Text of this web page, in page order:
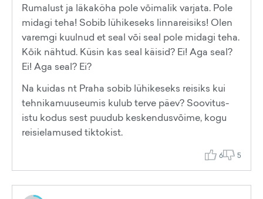
Rumalust ja läkaköha pole vōimalik varjata. Pole
midagi teha! Sobib lühikeseks linnareisiks! Olen
varemgi kuulnud et seal vōi seal pole midagi teha.
Kōik nähtud. Küsin kas seal käisid? Ei! Aga seal?
Ei! Aga seal? Ei?
Na kuidas nt Praha sobib lühikeseks reisiks kui
tehnikamuuseumis kulub terve päev? Soovitus-
istu kodus sest puudub keskendusvōime, kogu
reisielamused tiktokist.
6 5